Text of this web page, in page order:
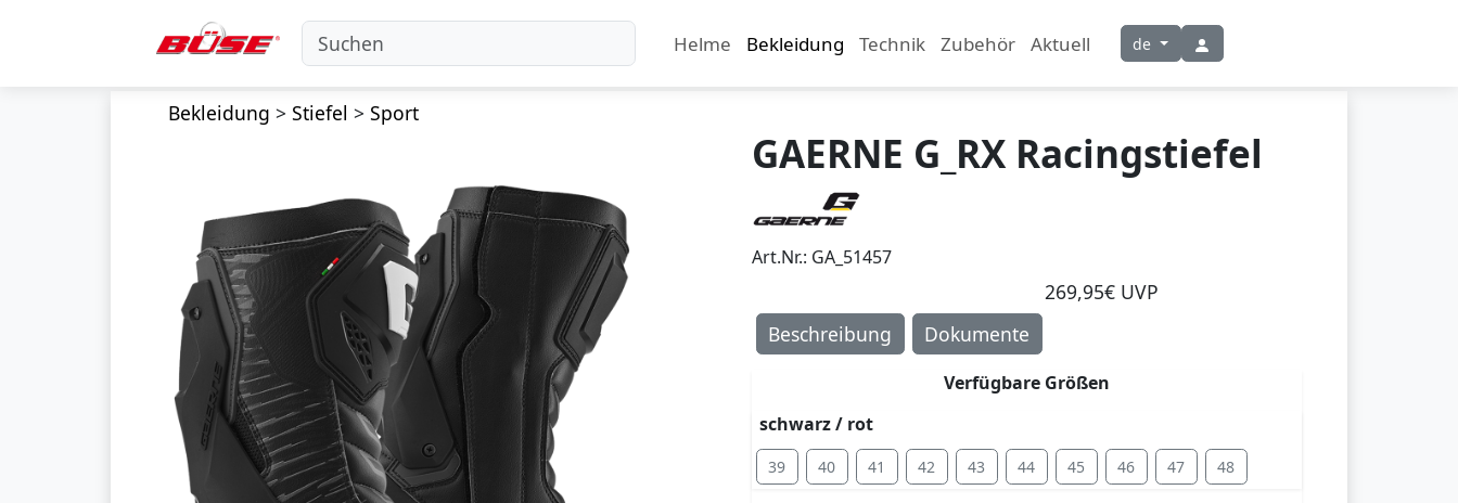
Helme Bekleidung Technik Zubehör Aktuell de
Bekleidung > Stiefel > Sport
GAERNE G_RX Racingstiefel
Art.Nr.: GA_51457
269,95€ UVP
Beschreibung
Dokumente
Verfügbare Größen
schwarz / rot
39 40 41 42 43 44 45 46 47 48